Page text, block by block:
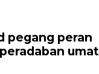
pegang peran
umat